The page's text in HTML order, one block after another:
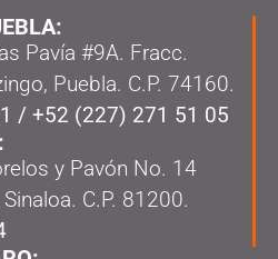
Pavía #9A. Fracc.
Puebla. C.P. 74160.
/ +52 (227) 271 51 05
y Pavón No. 14
C.P. 81200.